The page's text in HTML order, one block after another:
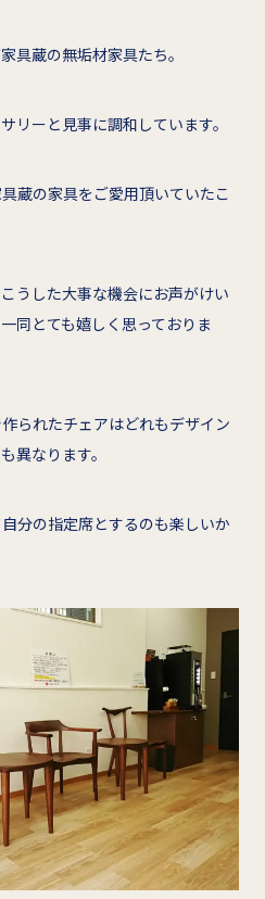
具蔵の無垢材家具たち。
リーと見事に調和しています。
蔵の家具をご愛用頂いていたこ
うした大事な機会にお声がけい
同とても嬉しく思っておりま
られたチェアはどれもデザイン
異なります。
分の指定席とするのも楽しいか